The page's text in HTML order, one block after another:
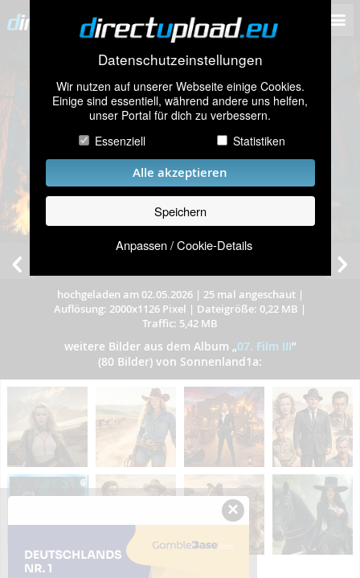
Datenschutzeinstellungen
Wir nutzen auf unserer Webseite einige Cookies.
Einige sind essentiell, während andere uns helfen,
unser Portal für dich zu verbessern.
Essenziell
Statistiken
Alle akzeptieren
Speichern
Anpassen / Cookie-Details
hochgeladen am 02.05.2026| 25 mal angeschaut|
Auflösung: 2000x1126 Pixel | Dateigröße: 0,22 MB |
Traffic: 5,42 MB
weitere Bilder aus dem Album „07. Film III”
(80 Bilder) von Sonnenland1a:
×